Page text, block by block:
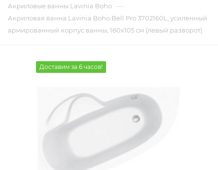
Акриловые ванны Lavinia Boho —
Акриловая ванна Lavinia Boho Bell Pro 3702160L, усиленный
армированный корпус ванны, 160x105 см (левый разворот)
Доставим за 6 часов!